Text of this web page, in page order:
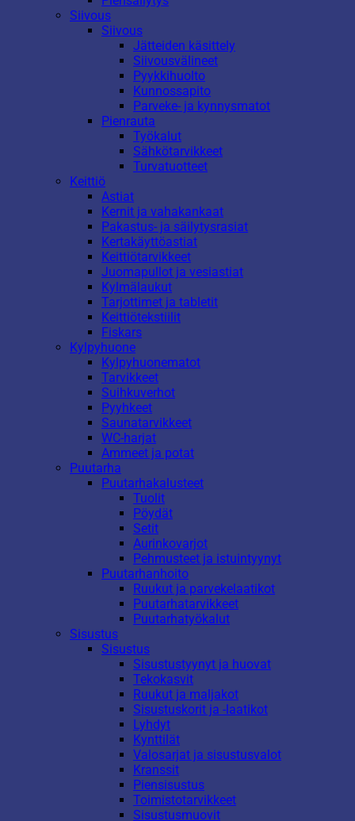
Siivous
Siivous
Jätteiden käsittely
Siivousvälineet
Pyykkihuolto
Kunnossapito
Parveke- ja kynnysmatot
Pienrauta
Työkalut
Sähkötarvikkeet
Turvatuotteet
Keittiö
Astiat
Kernit ja vahakankaat
Pakastus- ja säilytysrasiat
Kertakäyttöastiat
Keittiötarvikkeet
Juomapullot ja vesiastiat
Kylmälaukut
Tarjottimet ja tabletit
Keittiötekstiilit
Fiskars
Kylpyhuone
Kylpyhuonematot
Tarvikkeet
Suihkuverhot
Pyyhkeet
Saunatarvikkeet
WC-harjat
Ammeet ja potat
Puutarha
Puutarhakalusteet
Tuolit
Pöydät
Setit
Aurinkovarjot
Pehmusteet ja istuintyynyt
Puutarhanhoito
Ruukut ja parvekelaatikot
Puutarhatarvikkeet
Puutarhatyökalut
Sisustus
Sisustus
Sisustustyynyt ja huovat
Tekokasvit
Ruukut ja maljakot
Sisustuskorit ja -laatikot
Lyhdyt
Kynttilät
Valosarjat ja sisustusvalot
Kranssit
Piensisustus
Toimistotarvikkeet
Sisustusmuovit